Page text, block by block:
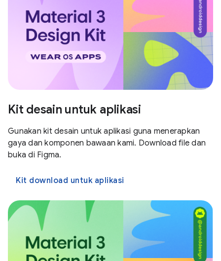
Kit desain untuk aplikasi
Gunakan kit desain untuk aplikasi guna menerapkan
gaya dan komponen bawaan kami. Download file dan
buka di Figma.
Kit download untuk aplikasi